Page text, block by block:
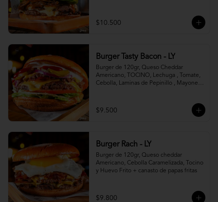
$10.500
Burger Tasty Bacon - LY
Burger de 120gr, Queso Cheddar
Americano, TOCINO, Lechuga , Tomate,
Cebolla, Laminas de Pepinillo , Mayonesa
$9.500
Burger Rach - LY
Burger de 120gr, Queso cheddar
Americano, Cebolla Caramelizada, Tocino
y Huevo Frito + canasto de papas fritas
$9.800